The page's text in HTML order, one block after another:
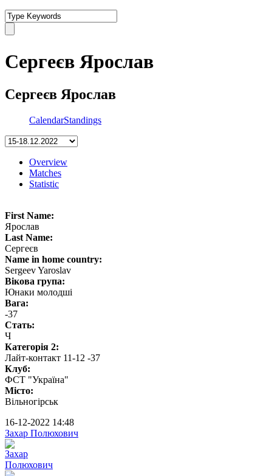
Сергеєв Ярослав
Сергеєв Ярослав
CalendarStandings
Overview
Matches
Statistic
First Name:
Ярослав
Last Name:
Сергеєв
Name in home country:
Sergeev Yaroslav
Вікова група:
Юнаки молодші
Вага:
-37
Стать:
Ч
Категорія 2:
Лайт-контакт 11-12 -37
Клуб:
ФСТ "Україна"
Місто:
Вільногірськ
16-12-2022 14:48
Захар Полюхович